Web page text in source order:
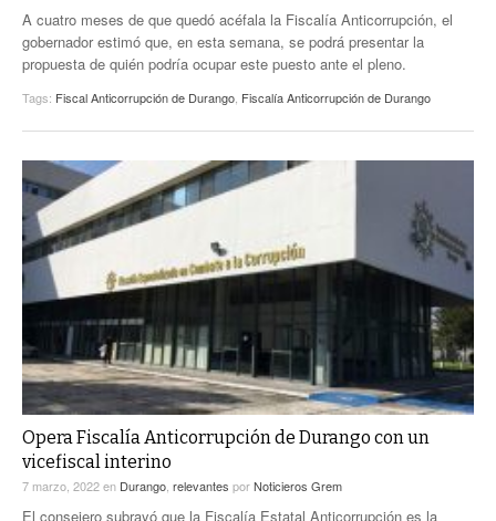
A cuatro meses de que quedó acéfala la Fiscalía Anticorrupción, el
gobernador estimó que, en esta semana, se podrá presentar la
propuesta de quién podría ocupar este puesto ante el pleno.
Tags: Fiscal Anticorrupción de Durango Fiscalía Anticorrupción de Durango
Opera Fiscalía Anticorrupción de Durango con un
vicefiscal interino
7 marzo, 2022en Durango, relevantes porNoticieros Grem
El consejero subrayó que la Fiscalía Estatal Anticorrupción es la